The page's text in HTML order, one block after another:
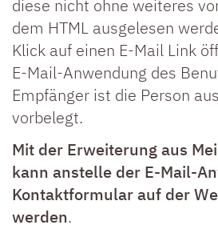
diese nicht ohne weiteres
dem HTML ausgelesen
Klick auf einen E-Mail Link
E-Mail-Anwendung des
Empfänger ist die Person
vorbelegt.
Mit der Erweiterung aus
kann anstelle der E-Mail-
Kontaktformular auf der
werden.